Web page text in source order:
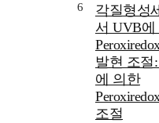
6
각질형성
서 UVB에
발현 조절
에 의한
조절